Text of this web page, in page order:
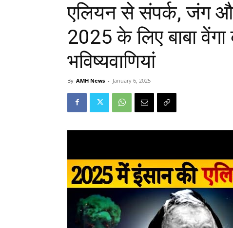
एलियन से संपर्क, जंग और
2025 के लिए बाबा वेंगा
भविष्यवाणियां
By AMH News - January 6, 2025